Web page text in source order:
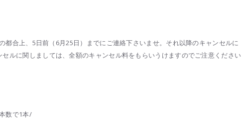
都合上、5日前（ 6月25日）までにご連絡下さいませ。それ以降のキャンセルに
ルに関し ましては、全額のキャンセル料をもらいうけますのでご注意ください
数で1本/